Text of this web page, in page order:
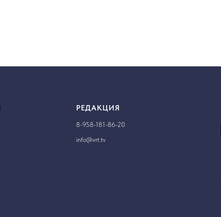
РЕДАКЦИЯ
8-958-181-86-20
info@vrt.tv